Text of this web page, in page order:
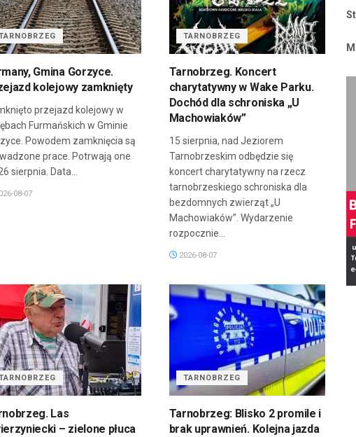
Gmina Gorzyce.
kolejowy zamknięty
przejazd kolejowy w
Furmańskich w Gminie
Powodem zamknięcia są
prace. Potrwają one
sierpnia. Data...
08-07
TARNOBRZEG
Tarnobrzeg. Koncert
charytatywny w Wake Parku.
Dochód dla schroniska „U
Machowiaków”
15 sierpnia, nad Jeziorem
Tarnobrzeskim odbędzie się
koncert charytatywny na rzecz
tarnobrzeskiego schroniska dla
bezdomnych zwierząt „U
Machowiaków”. Wydarzenie
rozpocznie...
2026-08-07
Las
– zielone płuca
TARNOBRZEG
Tarnobrzeg: Blisko 2 promile i
brak uprawnień. Kolejna jazda